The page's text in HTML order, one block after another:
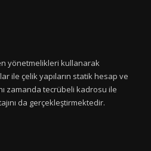
yönetmelikleri kullanarak
ile çelik yapıların statik hesap ve
zamanda tecrübeli kadrosu ile
da gerçekleştirmektedir.